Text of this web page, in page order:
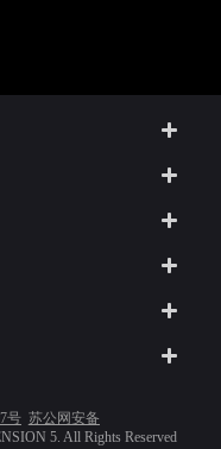
号 苏公网安备
5. All Rights Reserved